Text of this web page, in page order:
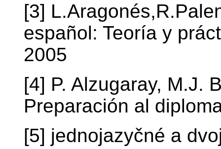
[3]
español: Teoría y
2005
[4] P. Alzugaray, M.J.
Preparación al
[5] jednojazyčné a